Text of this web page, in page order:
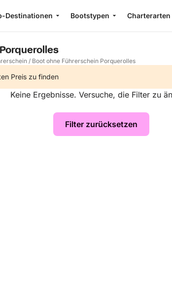
Destinationen Bootstypen Charterarten
/ Boot ohne Führerschein Porquerolles
Preis zu finden
Keine Ergebnisse. Versuche, die Filter zu
Filter zurücksetzen